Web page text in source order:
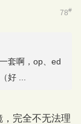
78#
套啊，op、ed
好 ...
完全不无法理